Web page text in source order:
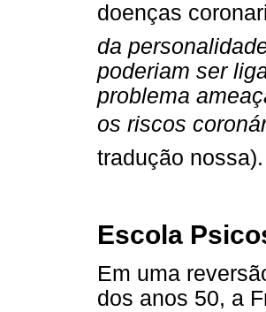
doenças
da
poderiam ser
problema
os riscos
tradução nossa).
Escola
Em uma
dos anos 50, a